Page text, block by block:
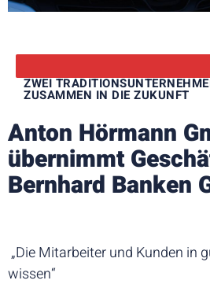
ZWEI
ZUSAMMEN IN DIE ZUKUNFT
Anton Hörmann
übernimmt
Bernhard Banken
„Die Mitarbeiter und Kunden in
wissen“